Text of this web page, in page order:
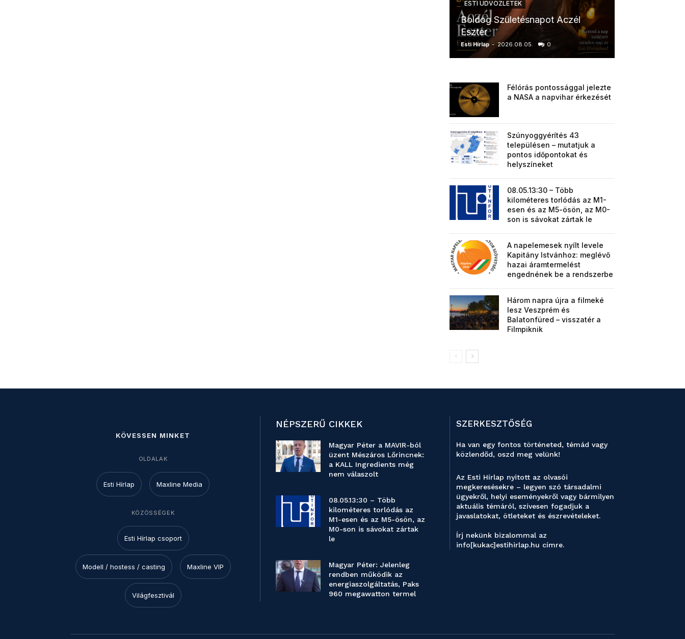
ESTI ÜDVÖZLETEK
Boldog Születésnapot Aczél
Eszter
Esti Hírlap - 2026.08.05. 0
Félórás pontossággal jelezte
a NASA a napvihar érkezését
Szúnyoggyérítés 43
településen – mutatjuk a
pontos időpontokat és
helyszíneket
08.05.13:30 – Több
kilométeres torlódás az M1-
esen és az M5-ösön, az M0-
son is sávokat zártak le
A napelemesek nyílt levele
Kapitány Istvánhoz: meglévő
hazai áramtermelést
engednének be a rendszerbe
Három napra újra a filmeké
lesz Veszprém és
Balatonfüred – visszatér a
Filmpiknik
KÖVESSEN MINKET
OLDALAK
Esti Hírlap Maxline Media
KÖZÖSSÉGEK
Esti Hírlap csoport
Modell / hostess / casting Maxline VIP
Világfesztivál
NÉPSZERŰ CIKKEK
Magyar Péter a MAVIR-ból
üzent Mészáros Lőrincnek:
a KALL Ingredients még
nem válaszolt
08.05.13:30 – Több
kilométeres torlódás az
M1-esen és az M5-ösön, az
M0-son is sávokat zártak
le
Magyar Péter: Jelenleg
rendben működik az
energiaszolgáltatás, Paks
960 megawatton termel
SZERKESZTŐSÉG
Ha van egy fontos történeted, témád vagy
közlendőd, oszd meg velünk!
Az Esti Hírlap nyitott az olvasói
megkeresésekre – legyen szó társadalmi
ügyekről, helyi eseményekről vagy bármilyen
aktuális témáról, szívesen fogadjuk a
javaslatokat, ötleteket és észrevételeket.
Írj nekünk bizalommal az
info[kukac]estihirlap.hu címre.